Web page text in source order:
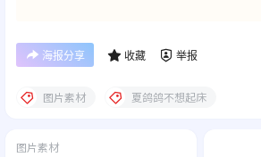
海报分享 收藏 举报
图片素材 夏鸽鸽不想起床
图片素材